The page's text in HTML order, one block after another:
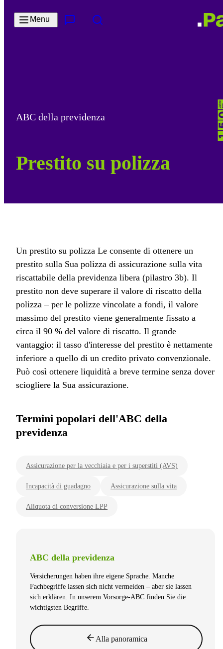
Menu
ABC della previdenza
Prestito su polizza
Un prestito su polizza Le consente di ottenere un
prestito sulla Sua polizza di assicurazione sulla vita
riscattabile della previdenza libera (pilastro 3b). Il
prestito non deve superare il valore di riscatto della
polizza – per le polizze vincolate a fondi, il valore
massimo del prestito viene generalmente fissato a
circa il 90 % del valore di riscatto. Il grande
vantaggio: il tasso d'interesse del prestito è nettamente
inferiore a quello di un credito privato convenzionale.
Può così ottenere liquidità a breve termine senza dover
sciogliere la Sua assicurazione.
Termini popolari dell'ABC della
previdenza
Assicurazione per la vecchiaia e per i superstiti (AVS)
Incapacità di guadagno Assicurazione sulla vita
Aliquota di conversione LPP
ABC della previdenza
Versicherungen haben ihre eigene Sprache. Manche
Fachbegriffe lassen sich nicht vermeiden – aber sie lassen
sich erklären. In unserem Vorsorge-ABC finden Sie die
wichtigsten Begriffe.
Alla panoramica